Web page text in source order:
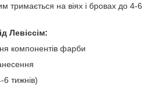
тримається на віях і бровах до 4-6
Левіссім:
компонентів фарби
6 тижнів)